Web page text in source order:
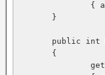
{
       }
public int
       {
               get